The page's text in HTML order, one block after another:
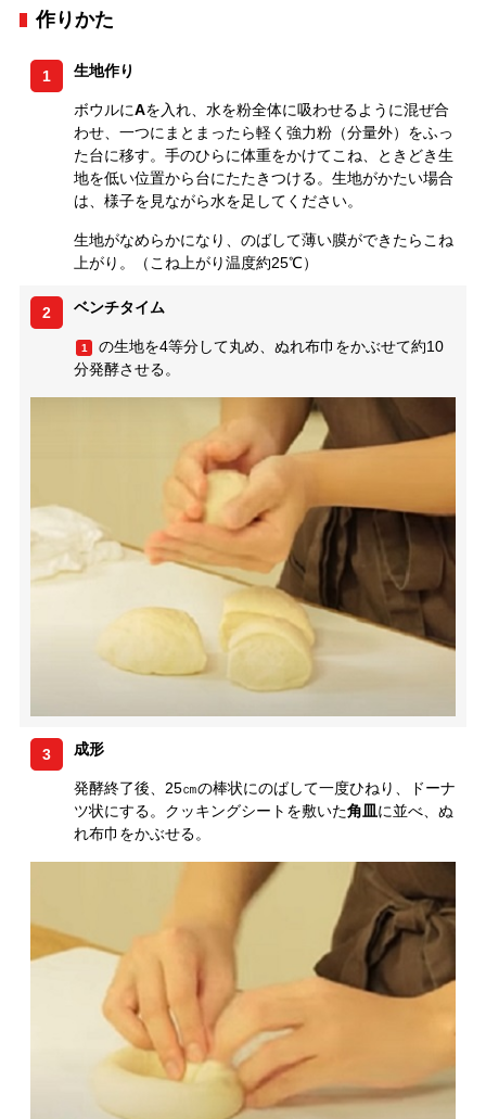
作りかた
1 生地作り
ボウルにAを入れ、水を粉全体に吸わせるように混ぜ合
わせ、一つにまとまったら軽く強力粉（分量外）をふっ
た台に移す。手のひらに体重をかけてこね、ときどき生
地を低い位置から台にたたきつける。生地がかたい場合
は、様子を見ながら水を足してください。
生地がなめらかになり、のばして薄い膜ができたらこね
上がり。（こね上がり温度約25℃）
2 ベンチタイム
1
の生地を4等分して丸め、ぬれ布巾をかぶせて約10
分発酵させる。
3 成形
発酵終了後、25㎝の棒状にのばして一度ひねり、ドーナ
ツ状にする。クッキングシートを敷いた角皿に並べ、ぬ
れ布巾をかぶせる。